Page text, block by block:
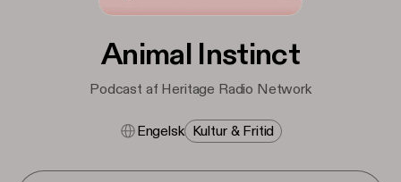
Animal Instinct
Podcast af Heritage Radio Network
Engelsk Kultur & Fritid